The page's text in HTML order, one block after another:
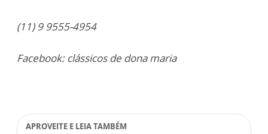
(11) 9 9555-4954
Facebook: clássicos de dona maria
APROVEITE E LEIA TAMBÉM